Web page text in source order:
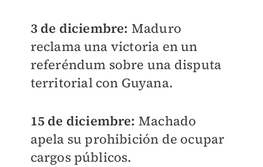
3 de diciembre: Maduro
reclama una victoria en un
referéndum sobre una disputa
territorial con Guyana.
15 de diciembre: Machado
apela su prohibición de ocupar
cargos públicos.